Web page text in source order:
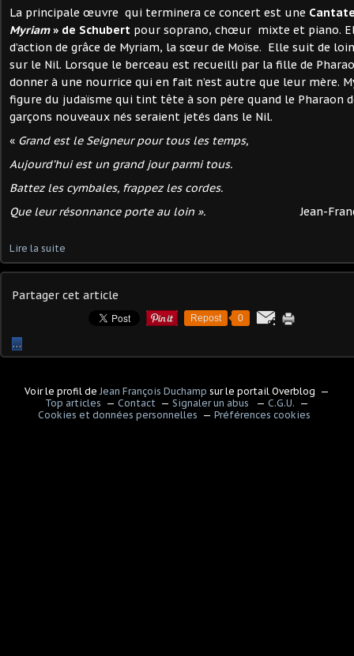
La principale œuvre qui terminera ce concert est une
Myriam» de Schubert pour soprano, chœur mixte et piano.
d’action de grâce de Myriam, la sœur de Moïse. Elle suit de
sur le Nil. Lorsque le berceau est recueilli par la fille de
donner à une nourrice qui en fait n’est autre que leur mère.
figure du judaïsme qui tint tête à son père quand le Pharaon
garçons nouveaux nés seraient jetés dans le Nil.
« Grand est le Seigneur pour tous les temps,
Aujourd’hui est un grand jour parmi tous.
Battez les cymbales, frappez les cordes.
Que leur résonnance porte au loin ».Jean-
Lire la suite
Partager cet article
Repost 0
…
Voir le profil de Jean François Duchamp sur le portail Overblog
Top articles
Contact Signaler un abus
C.G.U.
Cookies et données personnelles
Préférences cookies